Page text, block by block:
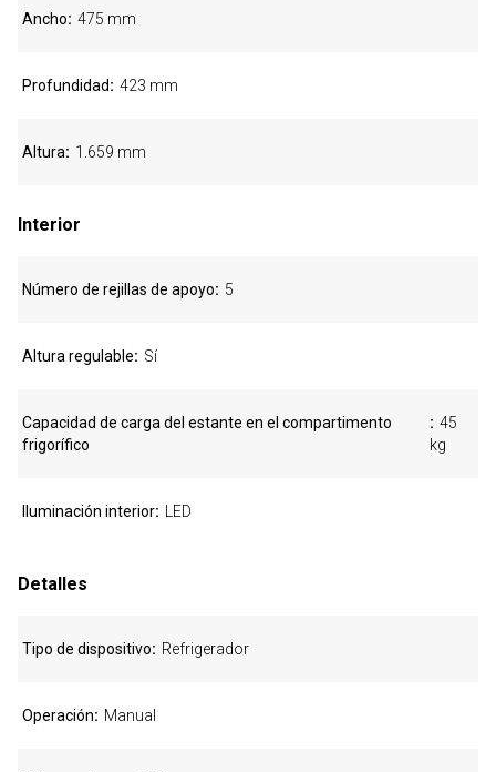
Ancho 475 mm
Profundidad 423 mm
Altura 1.659 mm
Interior
Número de rejillas de apoyo 5
Altura regulable Sí
Capacidad de carga del estante en el compartimento
frigorífico
45
kg
Iluminación interior LED
Detalles
Tipo de dispositivo Refrigerador
Operación Manual